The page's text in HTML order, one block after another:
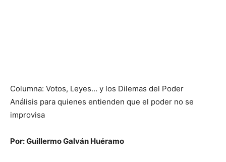
Columna: Votos, Leyes… y los Dilemas del Poder
Análisis para quienes entienden que el poder no se
improvisa
Por: Guillermo Galván Huéramo